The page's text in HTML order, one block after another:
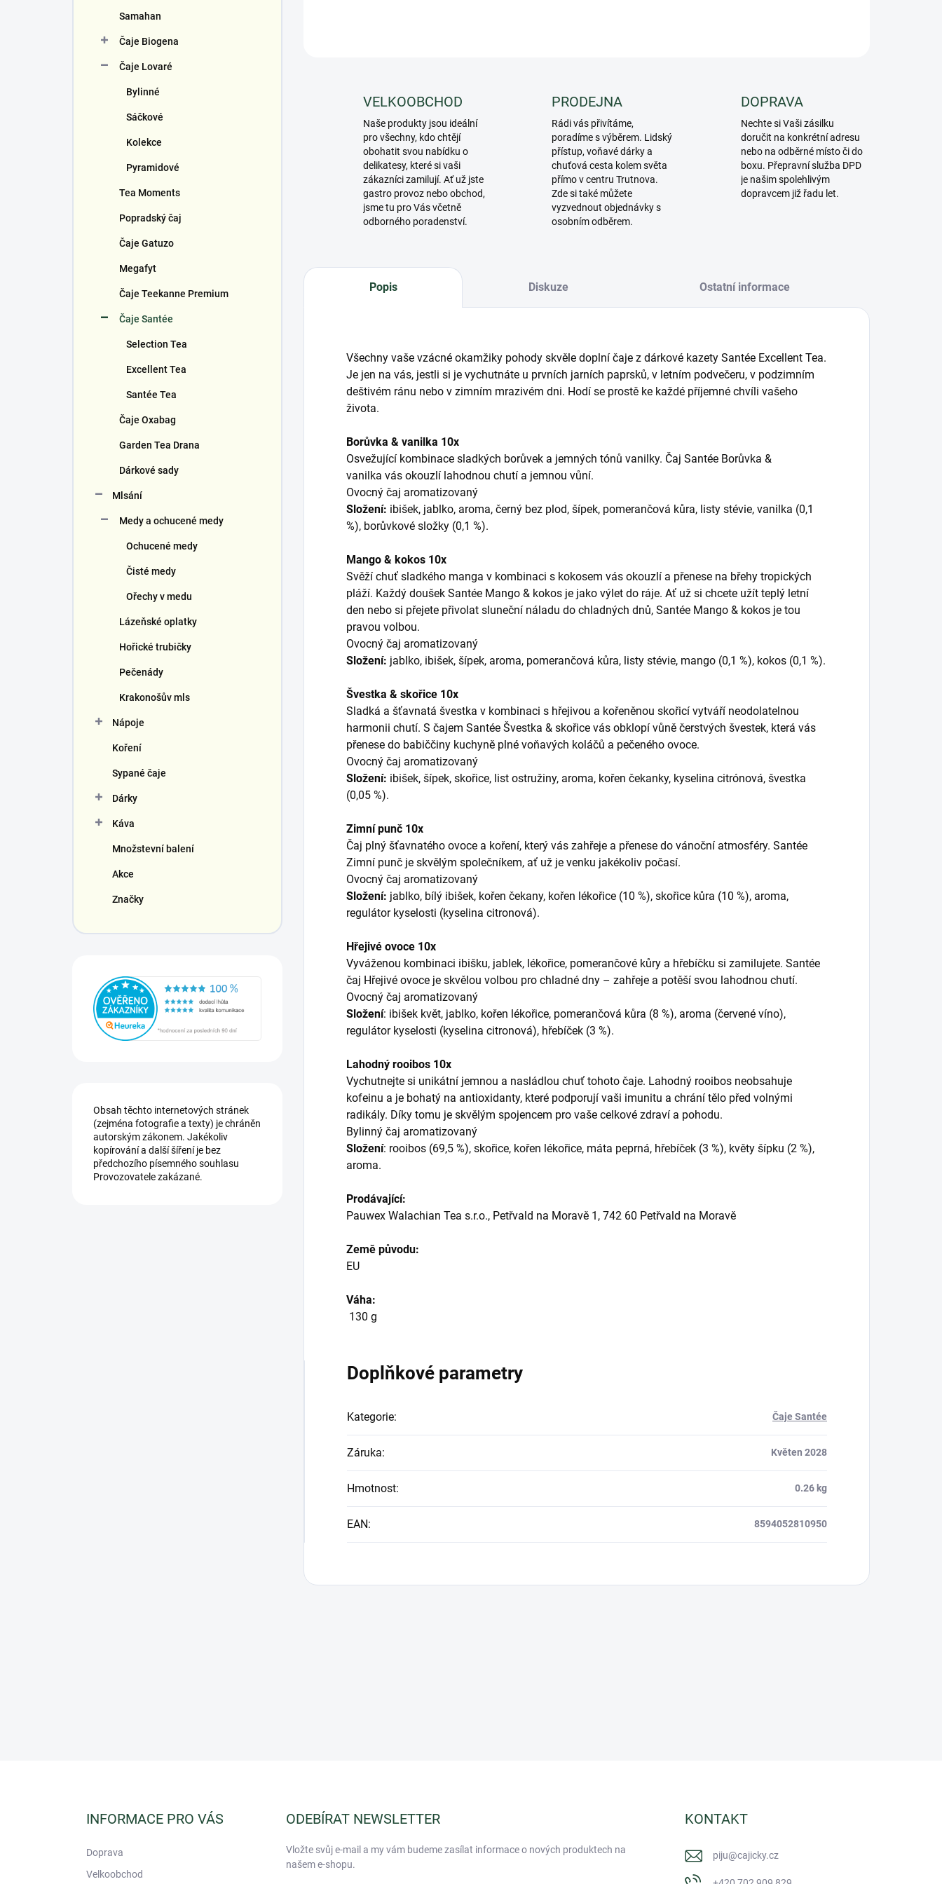
Samahan
Čaje Biogena
Čaje Lovaré
Bylinné
Sáčkové
Kolekce
Pyramidové
Tea Moments
Popradský čaj
Čaje Gatuzo
Megafyt
Čaje Teekanne Premium
Čaje Santée
Selection Tea
Excellent Tea
Santée Tea
Čaje Oxabag
Garden Tea Drana
Dárkové sady
Mlsání
Medy a ochucené medy
Ochucené medy
Čisté medy
Ořechy v medu
Lázeňské oplatky
Hořické trubičky
Pečenády
Krakonošův mls
Nápoje
Koření
Sypané čaje
Dárky
Káva
Množstevní balení
Akce
Značky
Obsah těchto internetových stránek
(zejména fotografie a texty) je chráněn
autorským zákonem. Jakékoliv
kopírování a další šíření je bez
předchozího písemného souhlasu
Provozovatele zakázané.
VELKOOBCHOD
Naše produkty jsou ideální
pro všechny, kdo chtějí
obohatit svou nabídku o
delikatesy, které si vaši
zákazníci zamilují. Ať už jste
gastro provoz nebo obchod,
jsme tu pro Vás včetně
odborného poradenství.
PRODEJNA
Rádi vás přivítáme,
poradíme s výběrem. Lidský
přístup, voňavé dárky a
chuťová cesta kolem světa
přímo v centru Trutnova.
Zde si také můžete
vyzvednout objednávky s
osobním odběrem.
DOPRAVA
Nechte si Vaši zásilku
doručit na konkrétní adresu
nebo na odběrné místo či do
boxu. Přepravní služba DPD
je našim spolehlivým
dopravcem již řadu let.
Popis Diskuze Ostatní informace
Všechny vaše vzácné okamžiky pohody skvěle doplní čaje z dárkové kazety Santée Excellent Tea.
Je jen na vás, jestli si je vychutnáte u prvních jarních paprsků, v letním podvečeru, v podzimním
deštivém ránu nebo v zimním mrazivém dni. Hodí se prostě ke každé příjemné chvíli vašeho
života.
Borůvka & vanilka 10x
Osvežující kombinace sladkých borůvek a jemných tónů vanilky. Čaj Santée Borůvka &
vanilka vás okouzlí lahodnou chutí a jemnou vůní.
Ovocný čaj aromatizovaný
Složení: ibišek, jablko, aroma, černý bez plod, šípek, pomerančová kůra, listy stévie, vanilka (0,1
%), borůvkové složky (0,1 %).
Mango & kokos 10x
Svěží chuť sladkého manga v kombinaci s kokosem vás okouzlí a přenese na břehy tropických
pláží. Každý doušek Santée Mango & kokos je jako výlet do ráje. Ať už si chcete užít teplý letní
den nebo si přejete přivolat sluneční náladu do chladných dnů, Santée Mango & kokos je tou
pravou volbou.
Ovocný čaj aromatizovaný
Složení: jablko, ibišek, šípek, aroma, pomerančová kůra, listy stévie, mango (0,1 %), kokos (0,1 %).
Švestka & skořice 10x
Sladká a šťavnatá švestka v kombinaci s hřejivou a kořeněnou skořicí vytváří neodolatelnou
harmonii chutí. S čajem Santée Švestka & skořice vás obklopí vůně čerstvých švestek, která vás
přenese do babiččiny kuchyně plné voňavých koláčů a pečeného ovoce.
Ovocný čaj aromatizovaný
Složení: ibišek, šípek, skořice, list ostružiny, aroma, kořen čekanky, kyselina citrónová, švestka
(0,05 %).
Zimní punč 10x
Čaj plný šťavnatého ovoce a koření, který vás zahřeje a přenese do vánoční atmosféry. Santée
Zimní punč je skvělým společníkem, ať už je venku jakékoliv počasí.
Ovocný čaj aromatizovaný
Složení: jablko, bílý ibišek, kořen čekany, kořen lékořice (10 %), skořice kůra (10 %), aroma,
regulátor kyselosti (kyselina citronová).
Hřejivé ovoce 10x
Vyváženou kombinaci ibišku, jablek, lékořice, pomerančové kůry a hřebíčku si zamilujete. Santée
čaj Hřejivé ovoce je skvělou volbou pro chladné dny –⁠ zahřeje a potěší svou lahodnou chutí.
Ovocný čaj aromatizovaný
Složení: ibišek květ, jablko, kořen lékořice, pomerančová kůra (8 %), aroma (červené víno),
regulátor kyselosti (kyselina citronová), hřebíček (3 %).
Lahodný rooibos 10x
Vychutnejte si unikátní jemnou a nasládlou chuť tohoto čaje. Lahodný rooibos neobsahuje
kofeinu a je bohatý na antioxidanty, které podporují vaši imunitu a chrání tělo před volnými
radikály. Díky tomu je skvělým spojencem pro vaše celkové zdraví a pohodu.
Bylinný čaj aromatizovaný
Složení: rooibos (69,5 %), skořice, kořen lékořice, máta peprná, hřebíček (3 %), květy šípku (2 %),
aroma.
Prodávající:
Pauwex Walachian Tea s.r.o., Petřvald na Moravě 1, 742 60 Petřvald na Moravě
Země původu:
EU
Váha:
130 g
Doplňkové parametry
Kategorie: Čaje Santée
Záruka: Květen 2028
Hmotnost: 0.26 kg
EAN: 8594052810950
INFORMACE PRO VÁS
Doprava
Velkoobchod
ODEBÍRAT NEWSLETTER
Vložte svůj e-mail a my vám budeme zasílat informace o nových produktech na
našem e-shopu.
KONTAKT
piju@cajicky.cz